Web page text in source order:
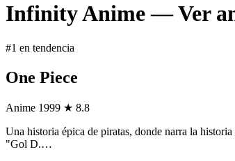
Infinity Anime — Ver
#1 en tendencia
One Piece
Anime 1999 ★ 8.8
Una historia épica de piratas, donde narra la
"Gol D.…